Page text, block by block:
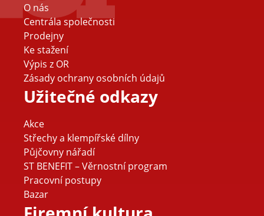
O nás
Centrála společnosti
Prodejny
Ke stažení
Výpis z OR
Zásady ochrany osobních údajů
Užitečné odkazy
Akce
Střechy a klempířské dílny
Půjčovny nářadí
ST BENEFIT – Věrnostní program
Pracovní postupy
Bazar